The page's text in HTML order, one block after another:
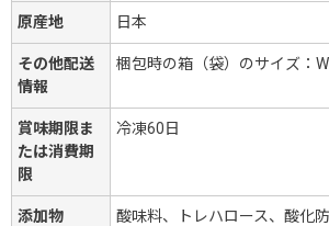
原産地 日本
その他配送
情報
梱包時の箱（袋）のサイズ：
賞味期限ま
たは消費期
限
冷凍60日
添加物
酸味料、トレハロース、酸化